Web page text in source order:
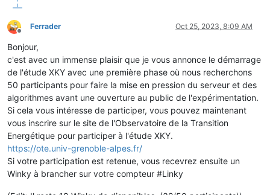
Offline
Ferrader Oct 25, 2023, 8:09 AM
Bonjour,
c'est avec un immense plaisir que je vous annonce le démarrage
de l'étude XKY avec une première phase où nous recherchons
50 participants pour faire la mise en pression du serveur et des
algorithmes avant une ouverture au public de l'expérimentation.
Si cela vous intéresse de participer, vous pouvez maintenant
vous inscrire sur le site de l'Observatoire de la Transition
Energétique pour participer à l'étude XKY.
https://ote.univ-grenoble-alpes.fr/
Si votre participation est retenue, vous recevrez ensuite un
Winky à brancher sur votre compteur #Linky